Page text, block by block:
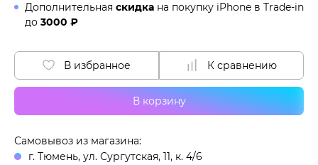
Дополнительная скидка на покупку iPhone в Trade-in
до 3000 ₽
В корзину
В избранное К сравнению
Самовывоз из магазина:
г. Тюмень, ул. Сургутская, 11, к. 4/6